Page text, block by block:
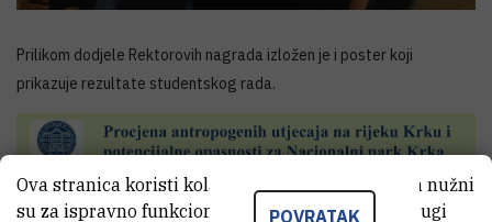
Prilikom dodjele Rektorovih nagrada izložen je i poster koji
prikazuje rezultate studentskog rada.
POVRATAK
Ova stranica koristi kolačiće. Neki od tih kolačića nužni
su za ispravno funkcioniranje stranice, dok se drugi